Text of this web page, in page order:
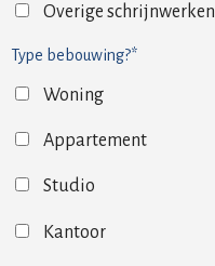
Overige schrijnwerken
Type bebouwing?*
Woning
Appartement
Studio
Kantoor